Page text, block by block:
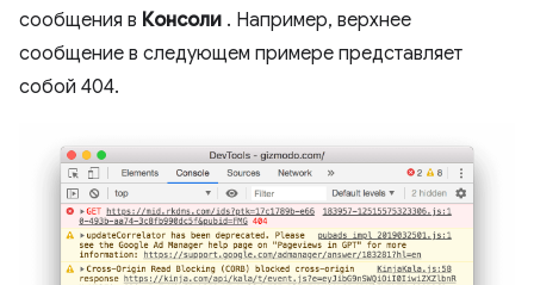
сообщения в Консоли . Например, верхнее
сообщение в следующем примере представляет
собой 404.